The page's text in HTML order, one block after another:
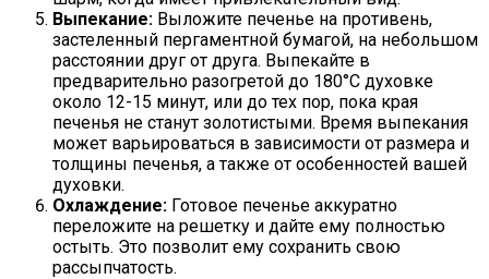
Выпекание: Выложите печенье на противень,
застеленный пергаментной бумагой, на небольшом
расстоянии друг от друга. Выпекайте в
предварительно разогретой до 180°C духовке
около 12-15 минут, или до тех пор, пока края
печенья не станут золотистыми. Время выпекания
может варьироваться в зависимости от размера и
толщины печенья, а также от особенностей вашей
духовки.
Охлаждение: Готовое печенье аккуратно
переложите на решетку и дайте ему полностью
остыть. Это позволит ему сохранить свою
рассыпчатость.